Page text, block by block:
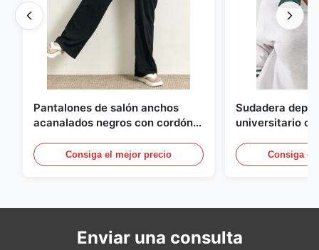
Pantalones de salón anchos
acanalados negros con cordón
Consiga el mejor precio
Sudadera
universitario
contrasteConsiga el
Enviar una consulta